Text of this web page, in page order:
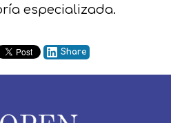
especializada.
Share